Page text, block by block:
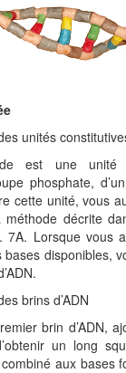
unités
est une unité
phosphate,
cette unité, vous
décrite
7A. Lorsque vous
bases disponibles,
brins d’ADN
brin d’ADN,
un long
aux bases